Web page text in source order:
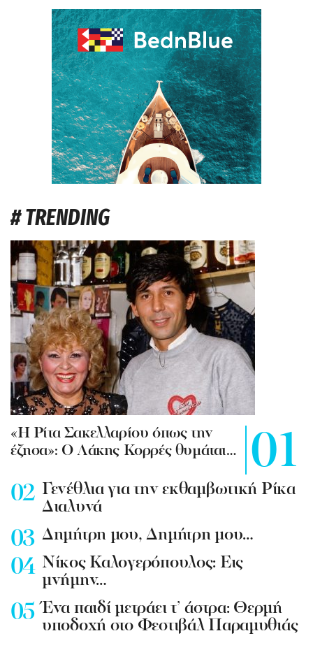
# TRENDING
«Η Ρίτα Σακελλαρίου όπως την
έζησα»: Ο Λάκης Κορρές θυμάται…
Γενέθλια για την εκθαμβωτική Ρίκα
Διαλυνά
Δημήτρη μου, Δημήτρη μου…
Νίκος Καλογερόπουλος: Εις
μνήμην…
Ένα παιδί μετράει τ’ άστρα: Θερμή
υποδοχή στο Φεστιβάλ Παραμυθιάς